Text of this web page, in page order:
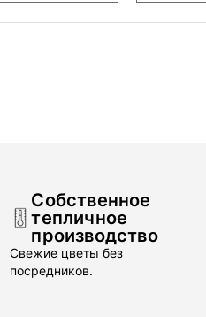
Собственное
тепличное
производство
Свежие цветы без
посредников.